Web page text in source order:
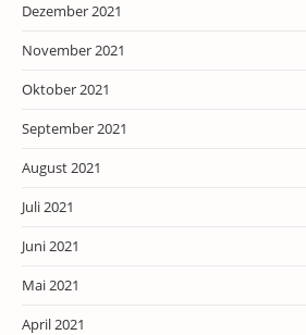
Dezember 2021
November 2021
Oktober 2021
September 2021
August 2021
Juli 2021
Juni 2021
Mai 2021
April 2021